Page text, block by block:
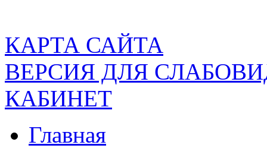
КАРТА САЙТА
ВЕРСИЯ ДЛЯ
КАБИНЕТ
Главная